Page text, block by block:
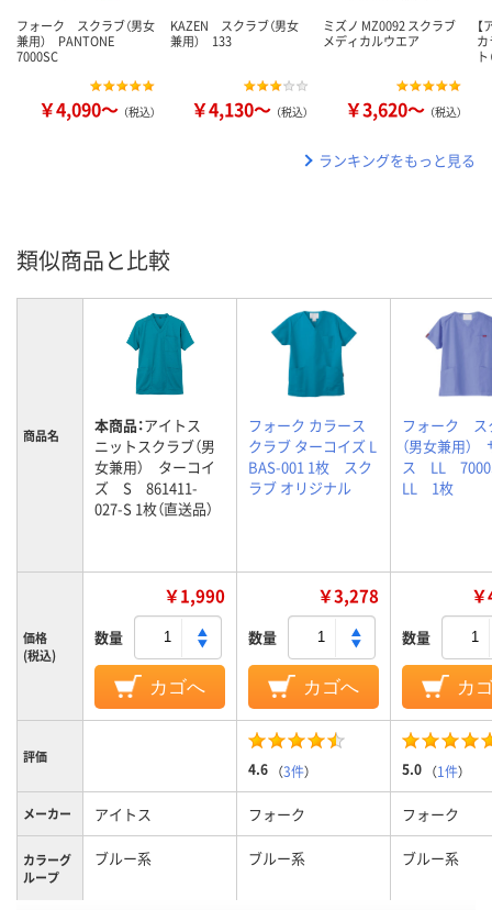
フォーク スクラブ（男女
兼用） PANTONE
7000SC
￥4,090～ （税込）
KAZEN スクラブ（男女
兼用） 133
￥4,130～ （税込）
ミズノ MZ0092 スクラブ
メディカルウエア
￥3,620～ （税込）
ランキングをもっと見る
類似商品と比較
商品名 本商品：アイトス
ニットスクラブ（男
女兼用） ターコイ
ズ S 861411-
027-S 1枚（直送品）
フォーク カラース
クラブ ターコイズ L
BAS-001 1枚 スク
ラブ オリジナル
フォーク ス
（男女兼用）
ス LL
LL 1枚
価格
(税込)
￥1,990
数量
カゴへ
￥3,278
数量
カゴへ
数量
カ
評価
4.6 （3件） 5.0 （1件）
メーカー アイトス フォーク フォーク
カラーグ
ループ
ブルー系 ブルー系 ブルー系